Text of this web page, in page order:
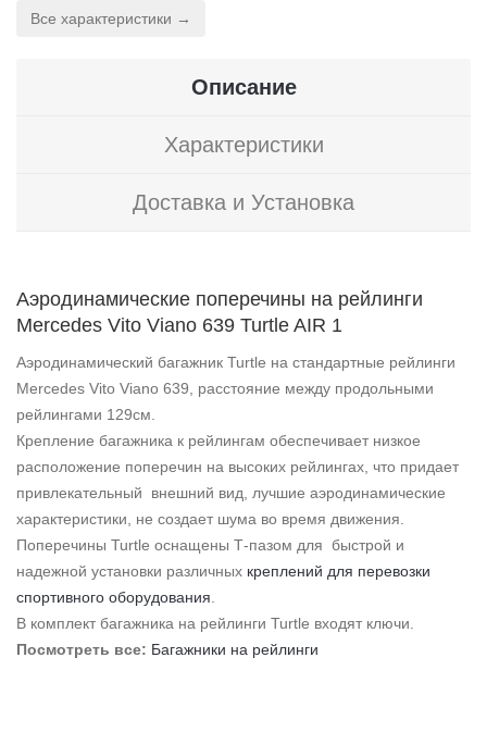
Все характеристики →
Описание
Характеристики
Доставка и Установка
Аэродинамические поперечины на рейлинги
Mercedes Vito Viano 639 Turtle AIR 1
Аэродинамический багажник Turtle на стандартные рейлинги
Mercedes Vito Viano 639, расстояние между продольными
рейлингами 129см.
Крепление багажника к рейлингам обеспечивает низкое
расположение поперечин на высоких рейлингах, что придает
привлекательный внешний вид, лучшие аэродинамические
характеристики, не создает шума во время движения.
Поперечины Turtle оснащены Т-пазом для быстрой и
надежной установки различных креплений для перевозки
спортивного оборудования.
В комплект багажника на рейлинги Turtle входят ключи.
Посмотреть все: Багажники на рейлинги